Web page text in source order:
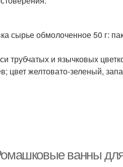
сырье обмолоченное 50 г:
трубчатых и язычковых
цвет желтовато-зеленый,
ванны